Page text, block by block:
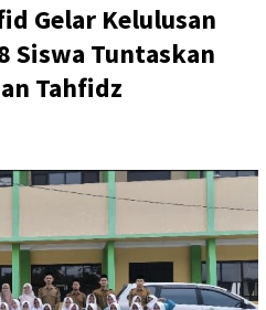
Gelar Kelulusan
Siswa Tuntaskan
Tahfidz